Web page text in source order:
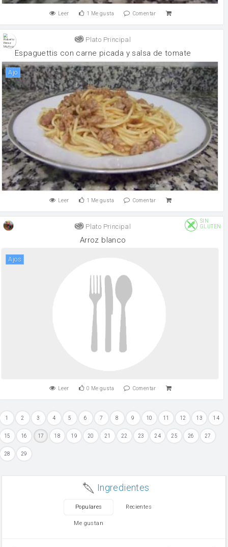
Leer 1 Me gusta Comentar
Plato Principal
Espaguettis con carne picada y salsa de tomate
ajo
Leer 1 Me gusta Comentar
Plato Principal
SIN
GLUTEN
Arroz blanco
Ajos
Leer 0 Me gusta Comentar
1 2 3 4 5 6 7 8 9 10 11 12 13 14
15 16 17 18 19 20 21 22 23 24 25 26 27
28 29
Ingredientes
Populares Recientes
Me gustan